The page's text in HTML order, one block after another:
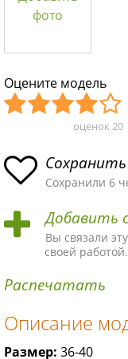
фото
Оцените модель
асн
ая
ма
пло
хая
ма
ыч
ная
ма
Хор
ая
ма
Отл
ая
ма!
оценок 20
Сохранить
Сохранили 6
Добавить
Вы связали
своей работой.
Распечатать
Описание
Размер: 36-40